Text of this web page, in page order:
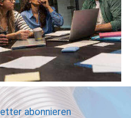
abonnieren